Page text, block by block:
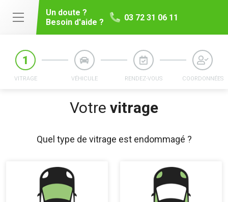
Un doute ?
Besoin d'aide ?
03 72 31 06 11
Votre vitrage
VITRAGE VÉHICULE RENDEZ-VOUS COORDONNÉES
Quel type de vitrage est endommagé ?